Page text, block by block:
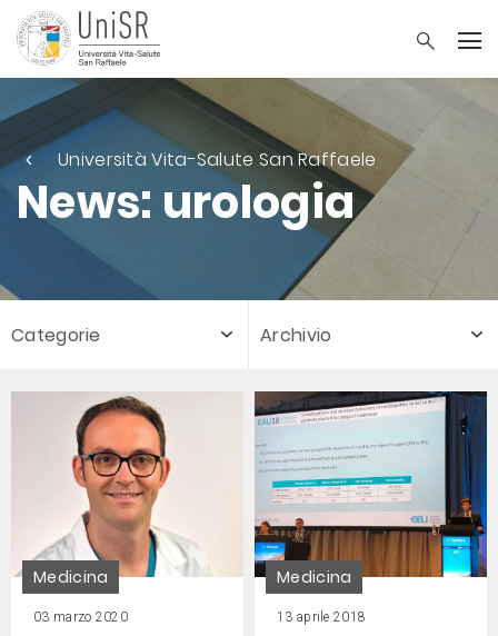
Università Vita-Salute San Raffaele
News: urologia
Categorie Archivio
Medicina
03 marzo 2020
Medicina
13 aprile 2018